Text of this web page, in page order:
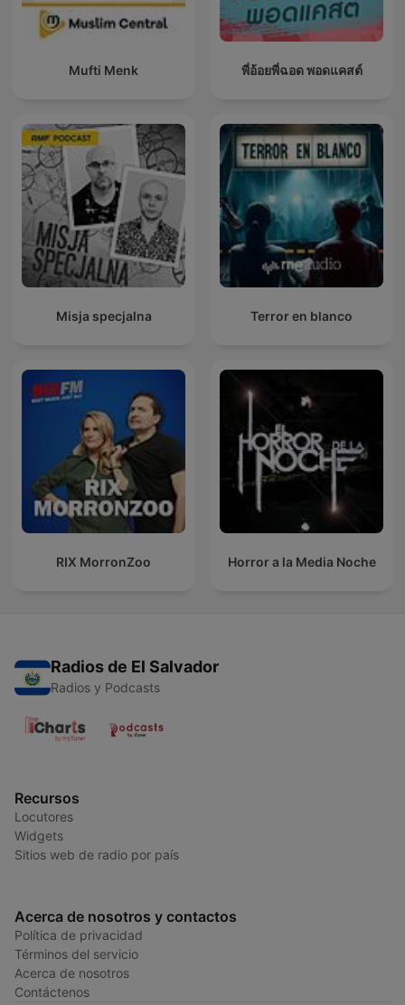
Mufti Menk พี่อ้อยพี่ฉอด พอดแคสต์
Misja specjalna Terror en blanco
RIX MorronZoo Horror a la Media Noche
Radios de El Salvador
Radios y Podcasts
Recursos
Locutores
Widgets
Sitios web de radio por país
Acerca de nosotros y contactos
Política de privacidad
Términos del servicio
Acerca de nosotros
Contáctenos